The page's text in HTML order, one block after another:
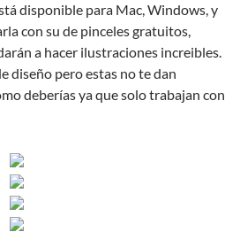
disponible para Mac, Windows, y
con su de pinceles gratuitos,
a hacer ilustraciones increibles.
diseño pero estas no te dan
deberías ya que solo trabajan con